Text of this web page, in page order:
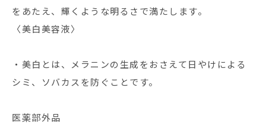
をあたえ、輝くような明るさで満たします。
〈美白美容液〉
・美白とは、メラニンの生成をおさえて日やけによる
シミ、ソバカスを防ぐことです。
医薬部外品